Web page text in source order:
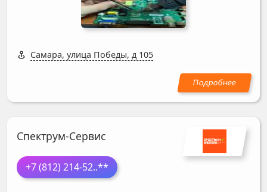
Самара, улица Победы, д 105
Спектрум-Сервис
+7 (812) 214-52..**